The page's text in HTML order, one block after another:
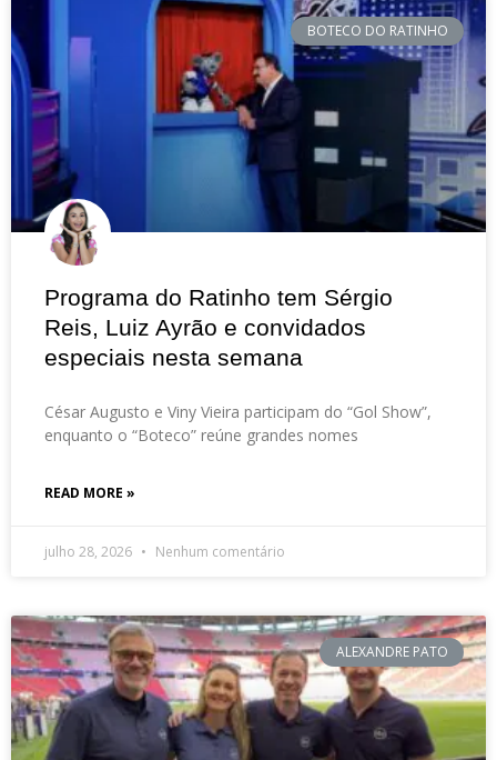
BOTECO DO RATINHO
Programa do Ratinho tem Sérgio
Reis, Luiz Ayrão e convidados
especiais nesta semana
César Augusto e Viny Vieira participam do “Gol Show”,
enquanto o “Boteco” reúne grandes nomes
READ MORE »
julho 28, 2026 Nenhum comentário
ALEXANDRE PATO